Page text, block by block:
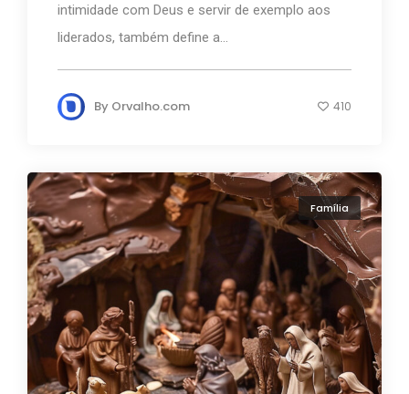
intimidade com Deus e servir de exemplo aos
liderados, também define a...
By Orvalho.com 410
Família